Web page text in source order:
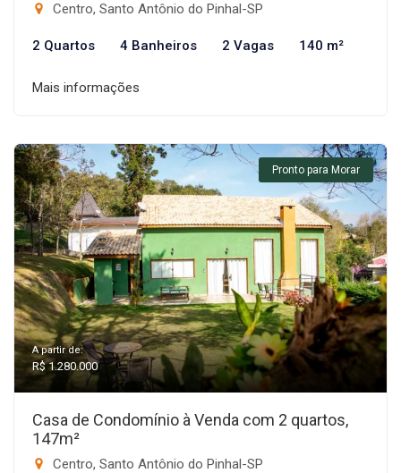
Centro, Santo Antônio do Pinhal-SP
2 Quartos 4 Banheiros 2 Vagas 140 m²
Mais informações
Pronto para Morar
A partir de:
R$ 1.280.000
Casa de Condomínio à Venda com 2 quartos,
147m²
Centro, Santo Antônio do Pinhal-SP